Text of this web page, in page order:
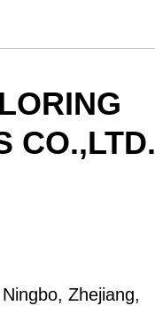
CO.,LTD.
Zhejiang,